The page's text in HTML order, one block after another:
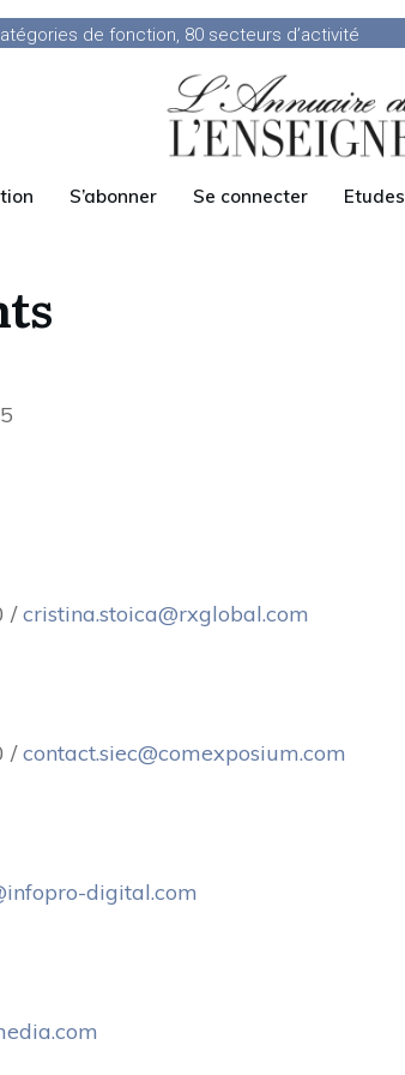
de fonction, 80 secteurs d’activité
S’abonner Se connecter Etudes
/cristina.stoica@rxglobal.com
/contact.siec@comexposium.com
digital.com